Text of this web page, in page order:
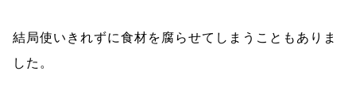
結局使いきれずに食材を腐らせてしまうこともありま
した。